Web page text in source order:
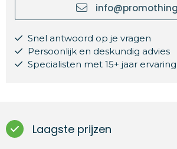
Snel antwoord op je vragen
Persoonlijk en deskundig advies
Specialisten met 15+ jaar ervaring
Laagste prijzen